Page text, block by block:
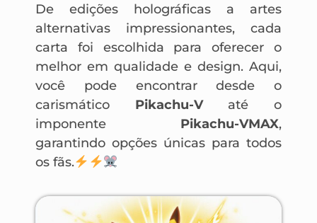
De edições holográficas a artes
alternativas impressionantes, cada
carta foi escolhida para oferecer o
melhor em qualidade e design. Aqui,
você pode encontrar desde o
carismático Pikachu-Vaté o
imponente Pikachu-VMAX,
garantindo opções únicas para todos
os fãs.